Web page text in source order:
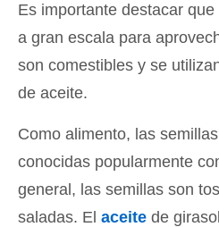
Es importante destacar
a gran escala para
son comestibles y se
de aceite.
Como alimento, las
conocidas popularmente
general, las semillas son
saladas. El aceite de